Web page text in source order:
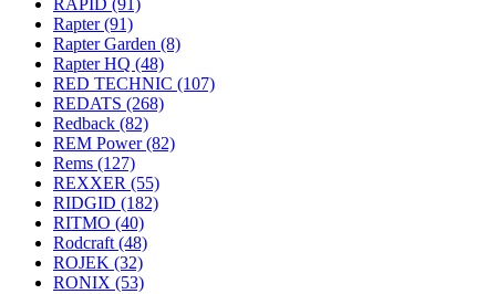
RAPID (91)
Rapter(91)
Rapter Garden (8)
Rapter HQ (48)
RED TECHNIC (107)
REDATS (268)
Redback (82)
REM Power(82)
Rems (127)
REXXER (55)
RIDGID (182)
RITMO (40)
Rodcraft (48)
ROJEK (32)
RONIX (53)